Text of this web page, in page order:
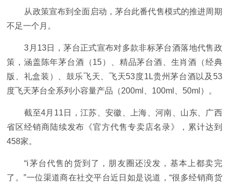
从政策宣布到全面启动，茅台此番代售模式的推进周期
不足一个月。
3月13日，茅台正式宣布对多款非标茅台酒落地代售政
策，涵盖陈年茅台酒（15）、精品茅台酒、生肖酒（经典
版、礼盒装）、鼓乐飞天、飞天53度1L贵州茅台酒以及53
度飞天茅台全系列小容量产品（200ml、100ml、50ml）。
截至4月11日，江苏、安徽、上海、河南、山东、广西
省区经销商陆续发布《官方代售专卖店名录》，累计达到
458家。
“i茅台代售的货到了，朋友圈还没发，基本上都卖完
了。”一位渠道商在社交平台近日如是说道，“很多经销商货